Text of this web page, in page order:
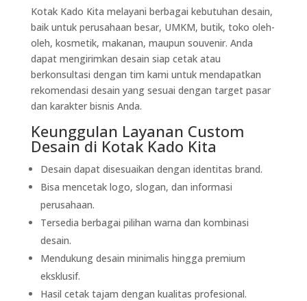
Kotak Kado Kita melayani berbagai kebutuhan desain,
baik untuk perusahaan besar, UMKM, butik, toko oleh-
oleh, kosmetik, makanan, maupun souvenir. Anda
dapat mengirimkan desain siap cetak atau
berkonsultasi dengan tim kami untuk mendapatkan
rekomendasi desain yang sesuai dengan target pasar
dan karakter bisnis Anda.
Keunggulan Layanan Custom
Desain di Kotak Kado Kita
Desain dapat disesuaikan dengan identitas brand.
Bisa mencetak logo, slogan, dan informasi
perusahaan.
Tersedia berbagai pilihan warna dan kombinasi
desain.
Mendukung desain minimalis hingga premium
eksklusif.
Hasil cetak tajam dengan kualitas profesional.